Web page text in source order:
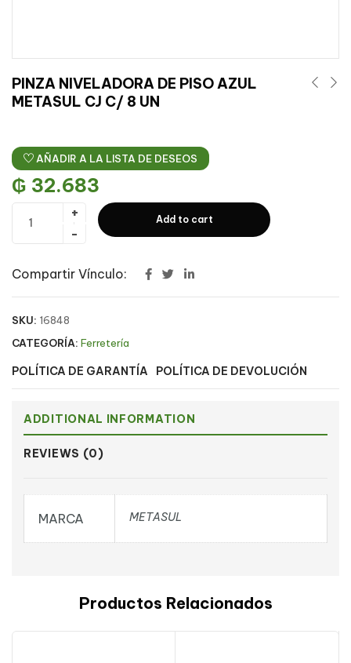
PINZA NIVELADORA DE PISO AZUL
METASUL CJ C/ 8 UN
AÑADIR A LA LISTA DE DESEOS
₲ 32.683
Add to cart
Compartir Vínculo:
SKU: 16848
CATEGORÍA: Ferretería
POLÍTICA DE GARANTÍA POLÍTICA DE DEVOLUCIÓN
ADDITIONAL INFORMATION
REVIEWS (0)
MARCA METASUL
Productos Relacionados